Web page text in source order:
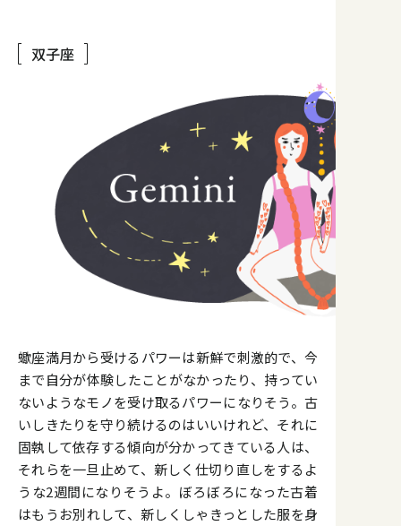
双子座
蠍座満月から受けるパワーは新鮮で刺激的で、今
まで自分が体験したことがなかったり、持ってい
ないようなモノを受け取るパワーになりそう。古
いしきたりを守り続けるのはいいけれど、それに
固執して依存する傾向が分かってきている人は、
それらを一旦止めて、新しく仕切り直しをするよ
うな2週間になりそうよ。ぼろぼろになった古着
はもうお別れして、新しくしゃきっとした服を身